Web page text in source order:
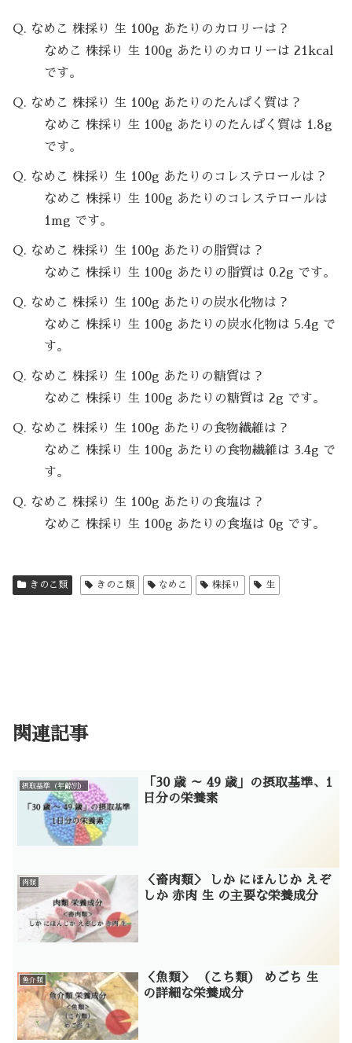
Q. なめこ 株採り 生 100g あたりのカロリーは？
なめこ 株採り 生 100g あたりのカロリーは 21kcal
です。
Q. なめこ 株採り 生 100g あたりのたんぱく質は？
なめこ 株採り 生 100g あたりのたんぱく質は 1.8g
です。
Q. なめこ 株採り 生 100g あたりのコレステロールは？
なめこ 株採り 生 100g あたりのコレステロールは
1mg です。
Q. なめこ 株採り 生 100g あたりの脂質は？
なめこ 株採り 生 100g あたりの脂質は 0.2g です。
Q. なめこ 株採り 生 100g あたりの炭水化物は？
なめこ 株採り 生 100g あたりの炭水化物は 5.4g で
す。
Q. なめこ 株採り 生 100g あたりの糖質は？
なめこ 株採り 生 100g あたりの糖質は 2g です。
Q. なめこ 株採り 生 100g あたりの食物繊維は？
なめこ 株採り 生 100g あたりの食物繊維は 3.4g で
す。
Q. なめこ 株採り 生 100g あたりの食塩は？
なめこ 株採り 生 100g あたりの食塩は 0g です。
きのこ類 きのこ類 なめこ 株採り 生
関連記事
摂取基準（年齢別）
「30 歳 ～ 49 歳」の摂取基準、1
日分の栄養素
肉類
＜畜肉類＞ しか にほんじか えぞ
しか 赤肉 生 の主要な栄養成分
魚介類
＜魚類＞ （こち類） めごち 生
の詳細な栄養成分